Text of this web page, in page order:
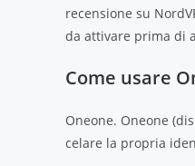
recensione su
da attivare prima di
Come usare
Oneone. Oneone
celare la propria